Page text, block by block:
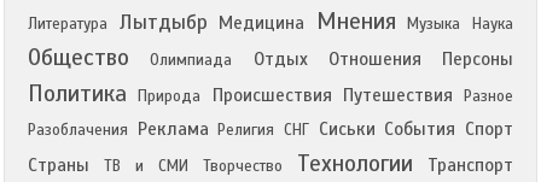
Литература Лытдыбр Медицина Мнения Музыка Наука
Общество Олимпиада Отдых Отношения Персоны
Политика Природа Происшествия Путешествия
Разное
Разоблачения
Реклама Религия СНГ Сиськи События Спорт
Страны
ТВ и СМИ Творчество Технологии Транспорт